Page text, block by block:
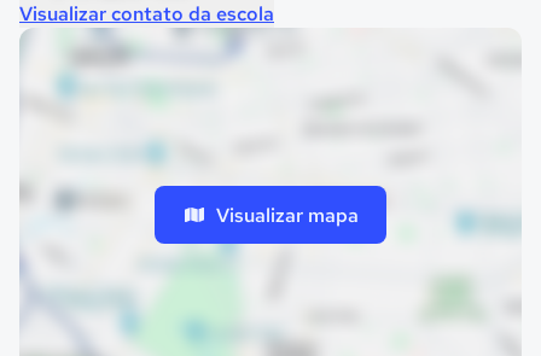
Visualizar contato da escola
Visualizar mapa